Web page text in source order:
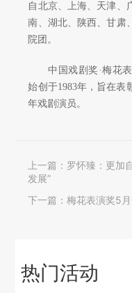
自北京、上海、天津、
南、湖北、陕西、甘肃
院团。
中国戏剧奖·梅花表
始创于1983年，旨在表
年戏剧演员。
上一篇： 罗怀臻：更加
发展”
下一篇：梅花表演奖5
热门活动